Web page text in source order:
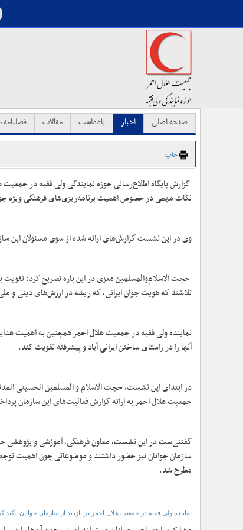
صفحه اصلی اخبار یادداشت مقالات فصلنامه
چاپ
گزارش پایگاه اطلاع‌رسانی حوزه نمایندگی ولی فقیه در
نکات مهمی در خصوص اهمیت برنامه‌ریزی‌های فرهنگی ویژه
وی در این نشست گزارش‌های ارائه شده از سوی مسئولان این
حجت الاسلام‌والمسلمین معزی در این باره تصریح کرد: تقویت
تلاشند که هویت جوان ایرانی، که ریشه در ارزش‌های دینی و
نماینده ولی فقیه در جمعیت هلال احمر همچنین به اهمیت
آنها را در راستای ساختن ایرانی آباد و پیشرفته تقویت کند.
در ابتدای این نشست، حجت الاسلام و المسلمین الحسینی
جمعیت هلال احمر به ارائه گزارش فعالیت‌های این سازمان
گفتنی‌ست در این نشست، معاون فرهنگی، آموزشی و پژوهشی
سازمان جوانان نیز حضور داشتند و موضوعاتی چون اهمیت
مطرح شد.
نماینده ولی فقیه در جمعیت هلال احمر در بازدید از سازمان جوانان تأکید